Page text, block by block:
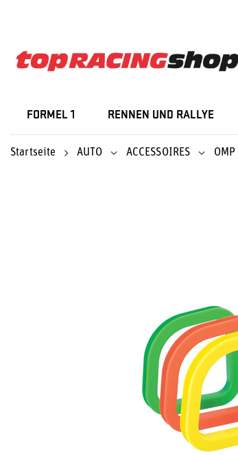
FORMEL 1 RENNEN UND RALLYE
Startseite AUTO ACCESSOIRES OMP